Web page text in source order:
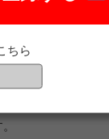
ちら